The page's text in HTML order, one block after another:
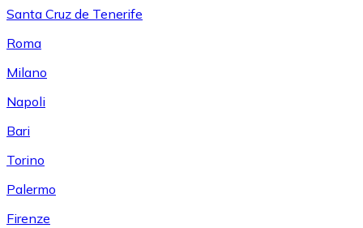
Santa Cruz de Tenerife
Roma
Milano
Napoli
Bari
Torino
Palermo
Firenze